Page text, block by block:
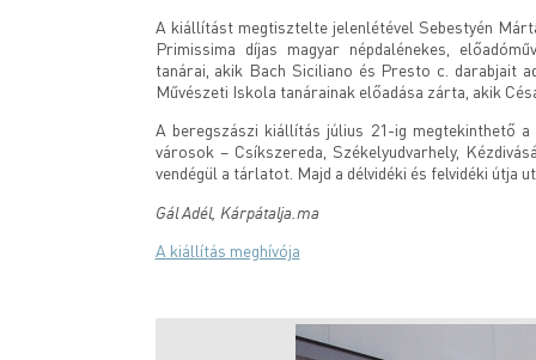
A kiállítást megtisztelte jelenlétével Sebestyén
Primissima díjas magyar népdalénekes,
tanárai, akik Bach Siciliano és Presto c. darabjait
Művészeti Iskola tanárainak előadása zárta, akik
A beregszászi kiállítás július 21-ig megtekinthető
városok – Csíkszereda, Székelyudvarhely,
vendégül a tárlatot. Majd a délvidéki és felvidéki útja
Gál Adél, Kárpátalja.ma
A kiállítás meghívója